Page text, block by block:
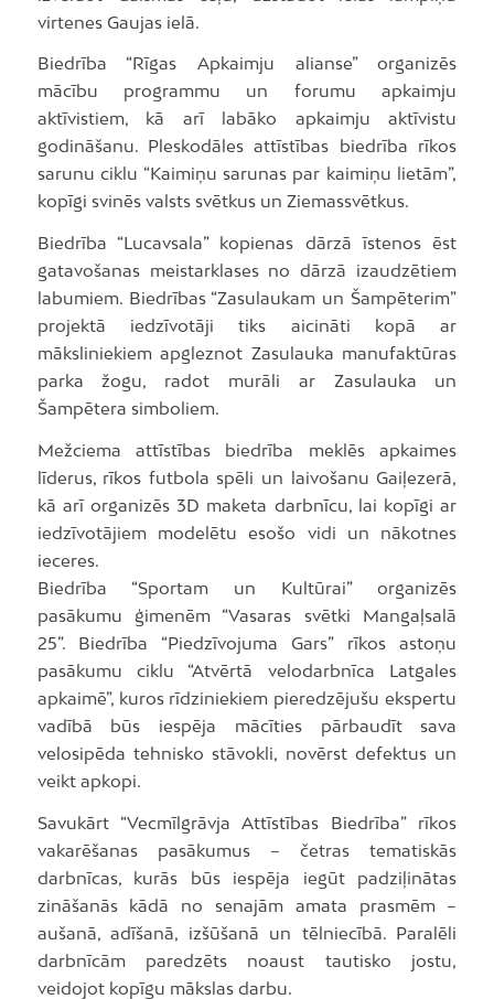
virtenes Gaujas ielā.
Biedrība “Rīgas Apkaimju alianse” organizēs
mācību programmu un forumu apkaimju
aktīvistiem, kā arī labāko apkaimju aktīvistu
godināšanu. Pleskodāles attīstības biedrība rīkos
sarunu ciklu “Kaimiņu sarunas par kaimiņu lietām”,
kopīgi svinēs valsts svētkus un Ziemassvētkus.
Biedrība “Lucavsala” kopienas dārzā īstenos ēst
gatavošanas meistarklases no dārzā izaudzētiem
labumiem. Biedrības “Zasulaukam un Šampēterim”
projektā iedzīvotāji tiks aicināti kopā ar
māksliniekiem apgleznot Zasulauka manufaktūras
parka žogu, radot murāli ar Zasulauka un
Šampētera simboliem.
Mežciema attīstības biedrība meklēs apkaimes
līderus, rīkos futbola spēli un laivošanu Gaiļezerā,
kā arī organizēs 3D maketa darbnīcu, lai kopīgi ar
iedzīvotājiem modelētu esošo vidi un nākotnes
ieceres.
Biedrība “Sportam un Kultūrai” organizēs
pasākumu ģimenēm “Vasaras svētki Mangaļsalā
25”. Biedrība “Piedzīvojuma Gars” rīkos astoņu
pasākumu ciklu “Atvērtā velodarbnīca Latgales
apkaimē”, kuros rīdziniekiem pieredzējušu ekspertu
vadībā būs iespēja mācīties pārbaudīt sava
velosipēda tehnisko stāvokli, novērst defektus un
veikt apkopi.
Savukārt “Vecmīlgrāvja Attīstības Biedrība” rīkos
vakarēšanas pasākumus – četras tematiskās
darbnīcas, kurās būs iespēja iegūt padziļinātas
zināšanās kādā no senajām amata prasmēm –
aušanā, adīšanā, izšūšanā un tēlniecībā. Paralēli
darbnīcām paredzēts noaust tautisko jostu,
veidojot kopīgu mākslas darbu.